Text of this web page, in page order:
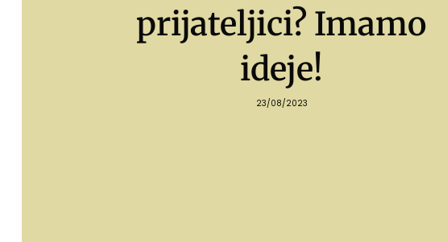
prijateljici? Imamo
ideje!
23/08/2023